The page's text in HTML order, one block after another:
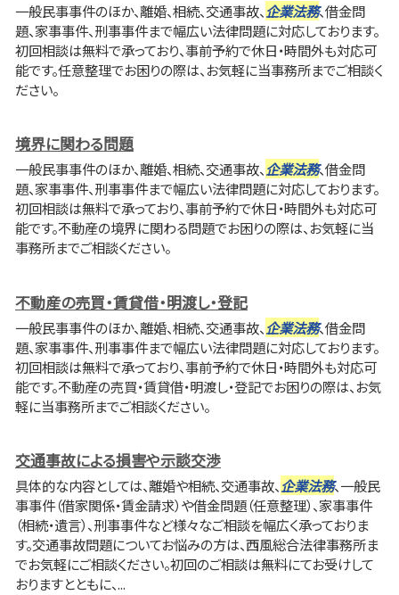
一般民事事件のほか、離婚、相続、交通事故、 企業法務、借金問
題、家事事件、刑事事件まで幅広い法律問題に対応しております。
初回相談は無料で承っており、事前予約で休日・時間外も対応可
能です。任意整理でお困りの際は、お気軽に当事務所までご相談く
ださい。
境界に関わる問題
一般民事事件のほか、離婚、相続、交通事故、企業法務、借金問
題、家事事件、刑事事件まで幅広い法律問題に対応しております。
初回相談は無料で承っており、事前予約で休日・時間外も対応可
能です。不動産の境界に関わる問題でお困りの際は、お気軽に当
事務所までご相談ください。
不動産の売買・賃貸借・明渡し・登記
一般民事事件のほか、離婚、相続、交通事故、 企業法務、借金問
題、家事事件、刑事事件まで幅広い法律問題に対応しております。
初回相談は無料で承っており、事前予約で休日・時間外も対応可
能です。不動産の売買・賃貸借・明渡し・登記でお困りの際は、お気
軽に当事務所までご相談ください。
交通事故による損害や示談交渉
具体的な内容としては、離婚や相続、交通事故、 企業法務、一般民
事事件（借家関係・賃金請求）や借金問題（任意整理）、家事事件
（相続・遺言）、刑事事件など様々なご相談を幅広く承っておりま
す。交通事故問題についてお悩みの方は、西風総合法律事務所ま
でお気軽にご相談ください。初回のご相談は無料にてお受けして
おりますとともに、...